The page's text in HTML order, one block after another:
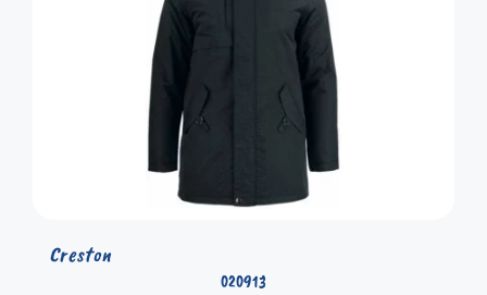
020913
Creston